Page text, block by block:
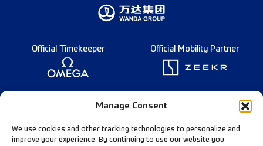
Manage Consent
We use cookies and other tracking technologies to personalize and
improve your experience. By continuing to use our website you
Official Timekeeper Official Mobility Partner
Founding Partner